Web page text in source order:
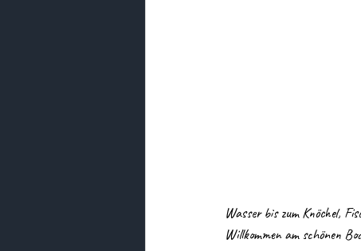
Wasser bis zum Knöchel,
Willkommen am schönen